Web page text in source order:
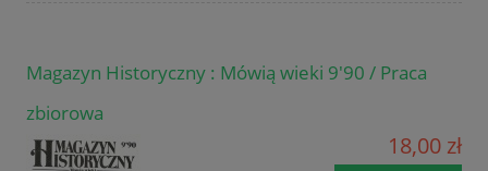
Magazyn Historyczny : Mówią wieki 9'90 / Praca
zbiorowa
18,00 zł